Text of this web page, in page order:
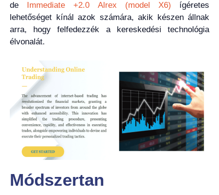
de Immediate +2.0 Alrex (model X6) ígéretes
lehetőséget kínál azok számára, akik készen állnak
arra, hogy felfedezzék a kereskedési technológia
élvonalát.
Módszertan